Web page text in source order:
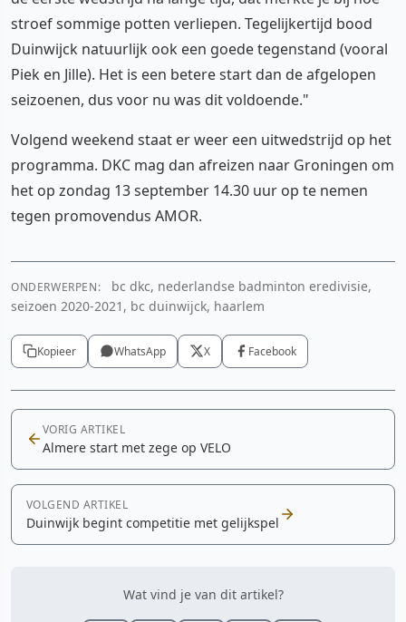
stroef sommige potten verliepen. Tegelijkertijd bood
Duinwijck natuurlijk ook een goede tegenstand (vooral
Piek en Jille). Het is een betere start dan de afgelopen
seizoenen, dus voor nu was dit voldoende."
Volgend weekend staat er weer een uitwedstrijd op het
programma. DKC mag dan afreizen naar Groningen om
het op zondag 13 september 14.30 uur op te nemen
tegen promovendus AMOR.
ONDERWERPEN:
bc dkc, nederlandse badminton eredivisie,
seizoen 2020-2021, bc duinwijck, haarlem
Kopieer WhatsApp X Facebook
VORIG ARTIKEL
Almere start met zege op VELO
VOLGEND ARTIKEL
Duinwijk begint competitie met gelijkspel
Wat vind je van dit artikel?